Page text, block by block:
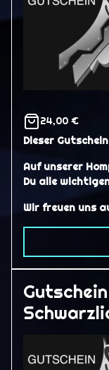
24,00 €
Dieser
Auf unserer
Du alle
Wir freuen uns